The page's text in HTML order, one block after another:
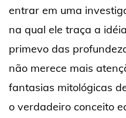
entrar em uma
na qual ele traça a
primevo das
não merece mais
fantasias mitológicas
o verdadeiro conceito